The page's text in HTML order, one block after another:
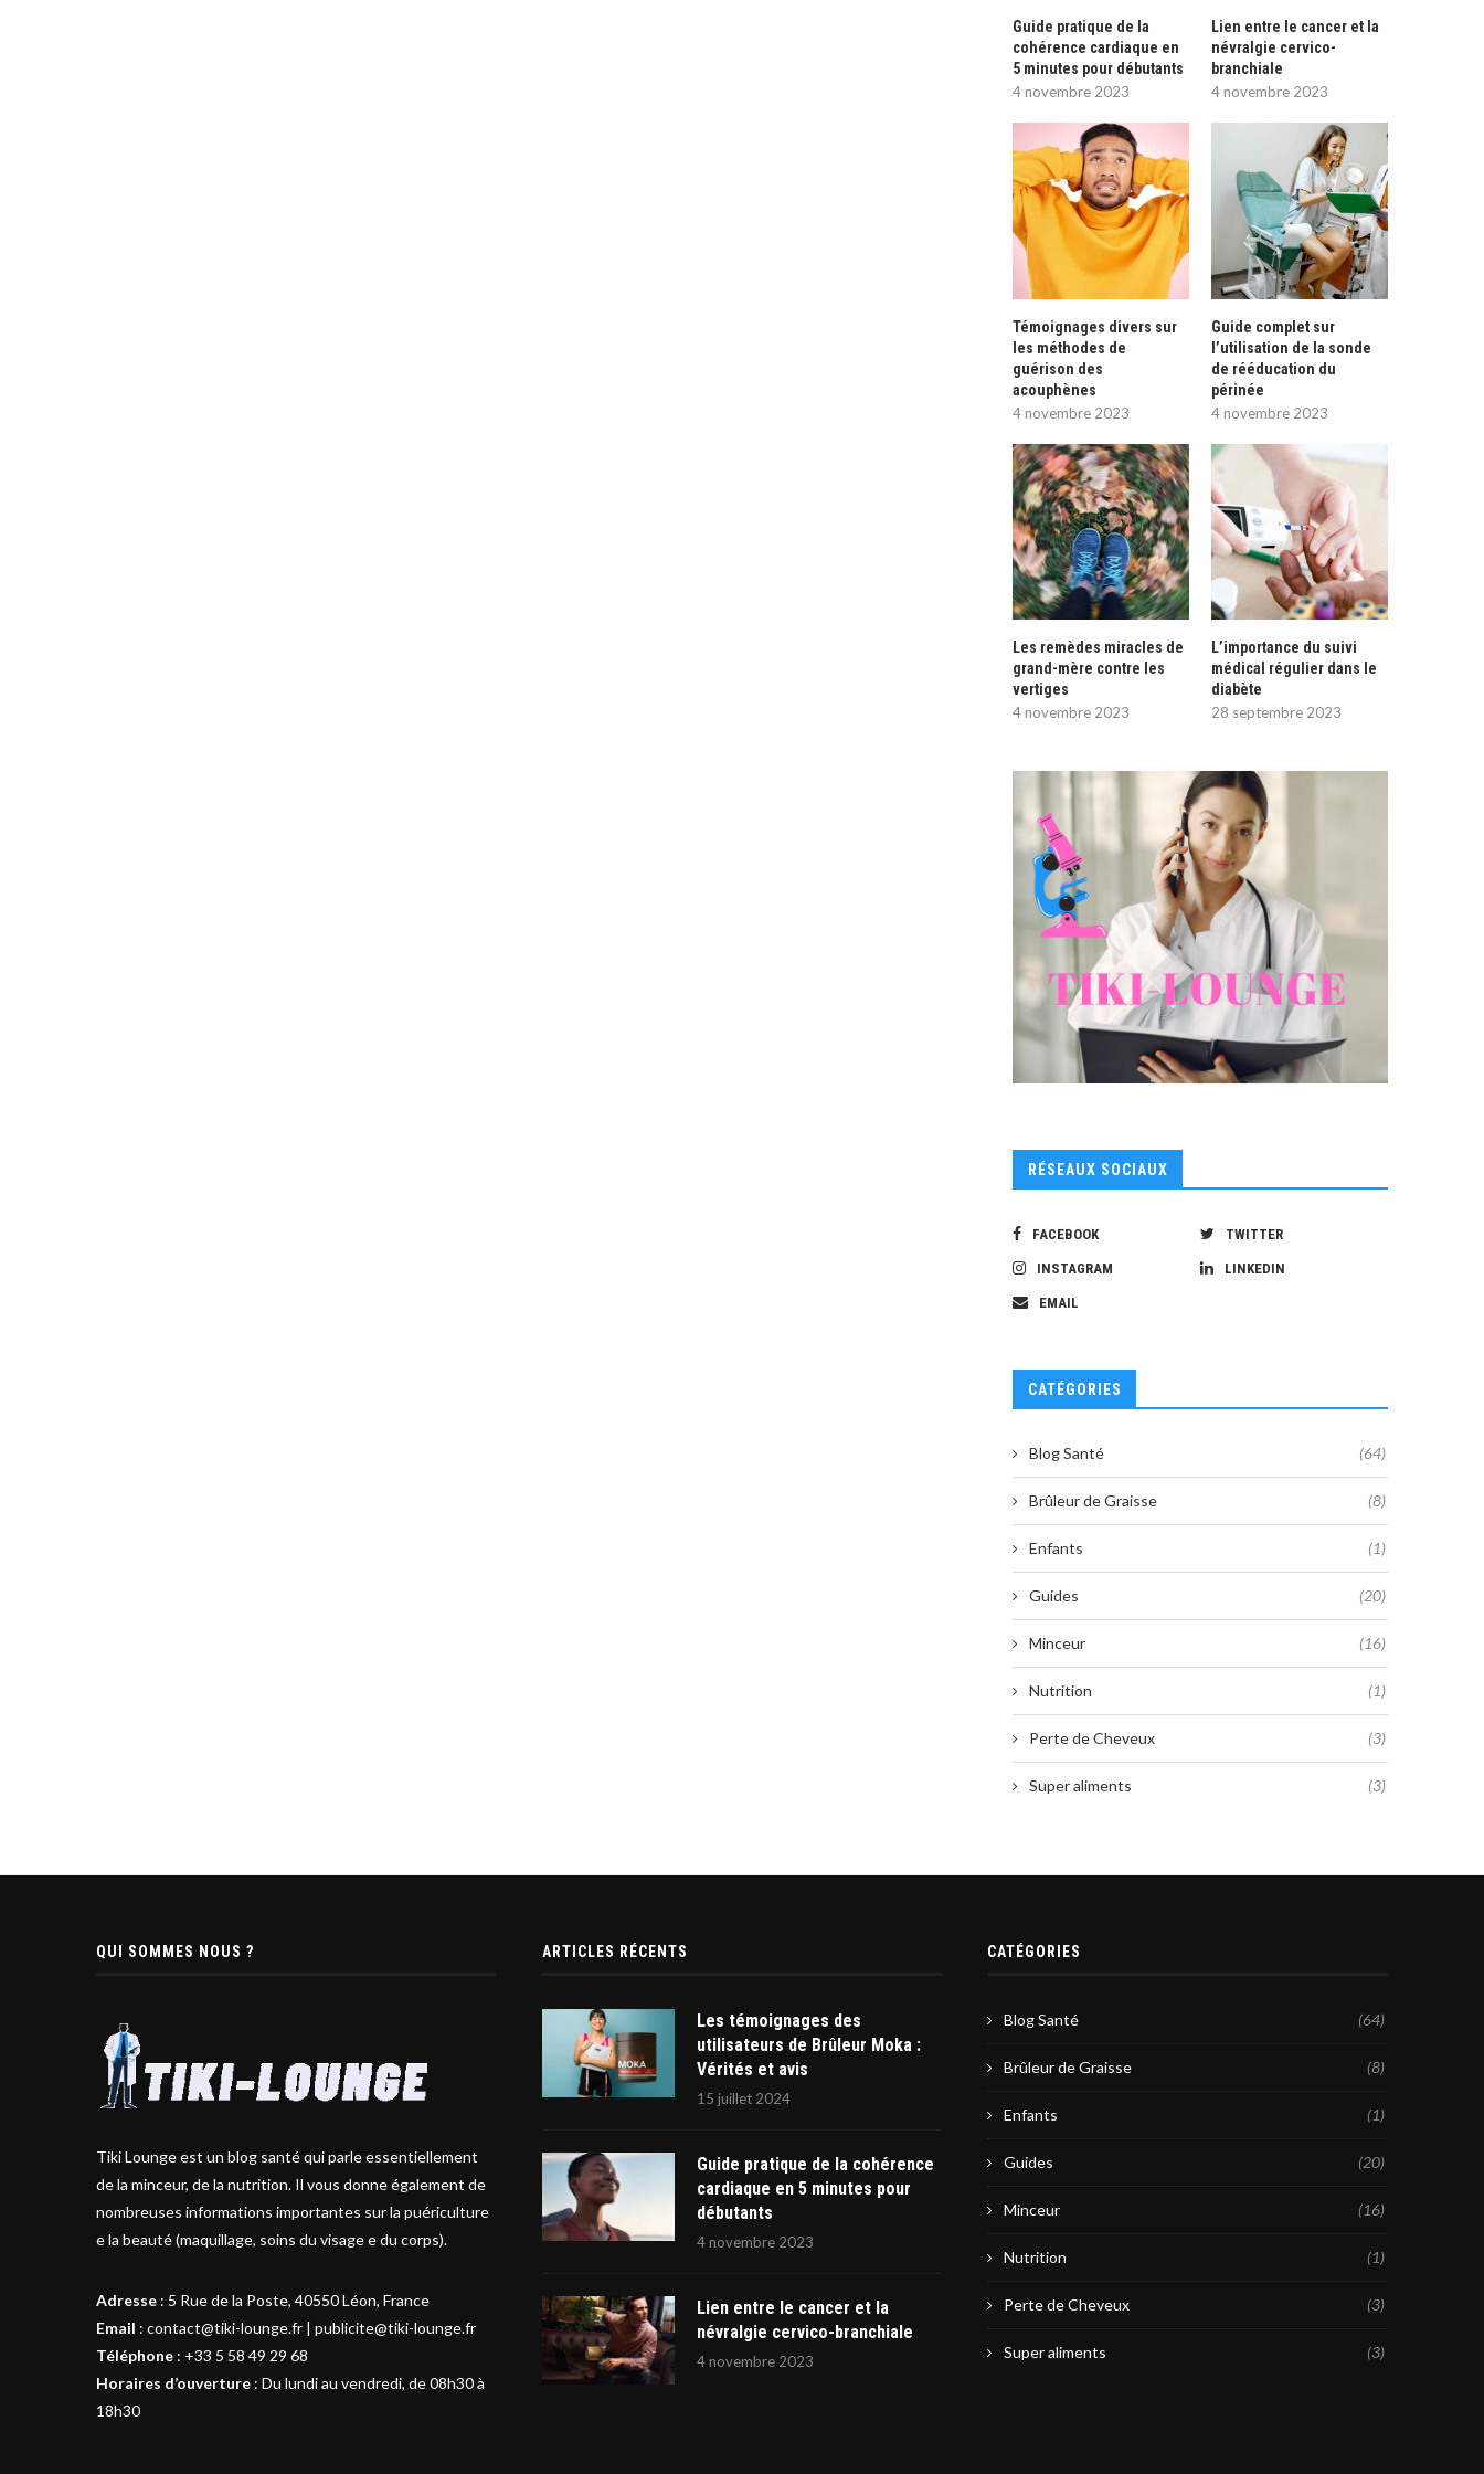
Guide pratique de la
cohérence cardiaque en
5 minutes pour débutants
4 novembre 2023
Lien entre le cancer et la
névralgie cervico-
branchiale
4 novembre 2023
Témoignages divers sur
les méthodes de
guérison des
acouphènes
4 novembre 2023
Guide complet sur
l’utilisation de la sonde
de rééducation du
périnée
4 novembre 2023
Les remèdes miracles de
grand-mère contre les
vertiges
4 novembre 2023
L’importance du suivi
médical régulier dans le
diabète
28 septembre 2023
RÉSEAUX SOCIAUX
FACEBOOK TWITTER
INSTAGRAM LINKEDIN
EMAIL
CATÉGORIES
Blog Santé (64)
Brûleur de Graisse (8)
Enfants (1)
Guides (20)
Minceur (16)
Nutrition (1)
Perte de Cheveux (3)
Super aliments (3)
QUI SOMMES NOUS ?
Tiki Lounge est un blog santé qui parle essentiellement
de la minceur, de la nutrition. Il vous donne également de
nombreuses informations importantes sur la puériculture
e la beauté (maquillage, soins du visage e du corps).
Adresse : 5 Rue de la Poste, 40550 Léon, France
Email : contact@tiki-lounge.fr | publicite@tiki-lounge.fr
Téléphone : +33 5 58 49 29 68
Horaires d’ouverture : Du lundi au vendredi, de 08h30 à
18h30
ARTICLES RÉCENTS
Les témoignages des
utilisateurs de Brûleur Moka :
Vérités et avis
15 juillet 2024
Guide pratique de la cohérence
cardiaque en 5 minutes pour
débutants
4 novembre 2023
Lien entre le cancer et la
névralgie cervico-branchiale
4 novembre 2023
CATÉGORIES
Blog Santé (64)
Brûleur de Graisse (8)
Enfants (1)
Guides (20)
Minceur (16)
Nutrition (1)
Perte de Cheveux (3)
Super aliments (3)